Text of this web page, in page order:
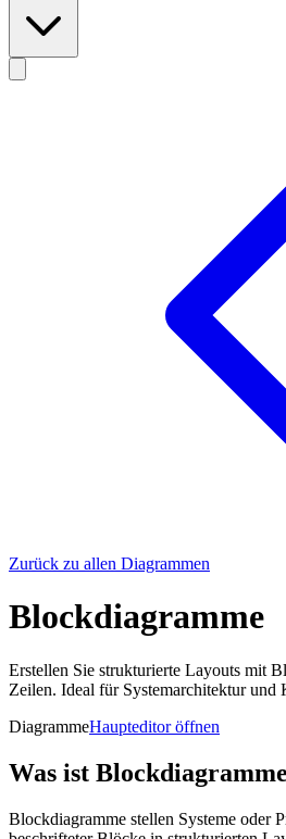
Zurück zu allen Diagrammen
Blockdiagramme
Erstellen Sie strukturierte Layouts mit
Zeilen. Ideal für Systemarchitektur und
DiagrammeHaupteditor öffnen
Was ist
Blockdiagramme stellen Systeme oder